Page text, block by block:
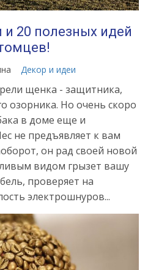
20 полезных идей
Декор и идеи
щенка - защитника,
озорника. Но очень скоро
в доме еще и
не предъявляет к вам
он рад своей новой
видом грызет вашу
проверяет на
электрошнуров...